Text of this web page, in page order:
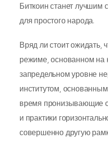
Биткоин станет лучшим
для простого народа.
Вряд ли стоит ожидать,
режиме, основанном на
запредельном уровне
институтом,
время пронизывающие
и практики
совершенно другую